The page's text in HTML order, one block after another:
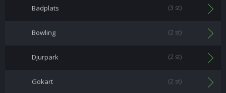
Badplats (3 st)
Bowling (2 st)
Djurpark (2 st)
Gokart (2 st)